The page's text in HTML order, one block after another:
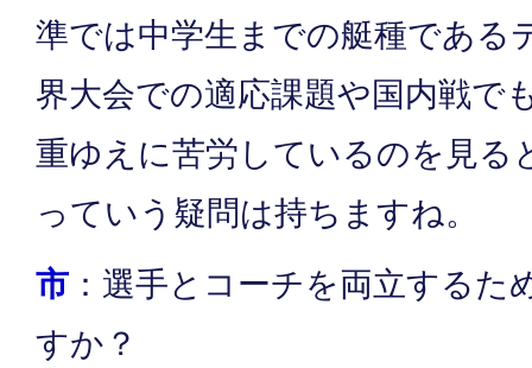
準では中学生までの艇種である
界大会での適応課題や国内戦で
重ゆえに苦労しているのを見る
っていう疑問は持ちますね。
市 ：選手とコーチを両立する
すか？